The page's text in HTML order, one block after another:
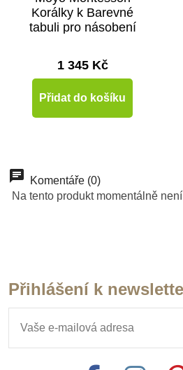
Korálky k Barevné
tabuli pro násobení
činitelem
1 345 Kč
Přidat do košíku
Komentáře (0)
Na tento produkt momentálně
Přihlášení k